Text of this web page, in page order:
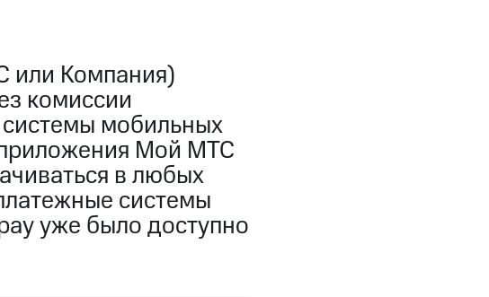
или Компания)
комиссии
мобильных
приложения Мой МТС
в любых
системы
уже было доступно